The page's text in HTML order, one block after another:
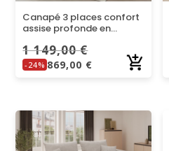
Canapé 3 places confort
assise profonde en
PINETA
1 149,00€
-24% 869,00 €